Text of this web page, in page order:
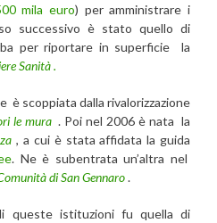
mila euro) per amministrare i
successivo è stato quello di
per riportare in superficie la
Sanità .
è scoppiata dalla rivalorizzazione
le mura. Poi nel 2006 è nata la
, a cui è stata affidata la guida
. Ne è subentrata un’altra nel
di San Gennaro.
queste istituzioni fu quella di